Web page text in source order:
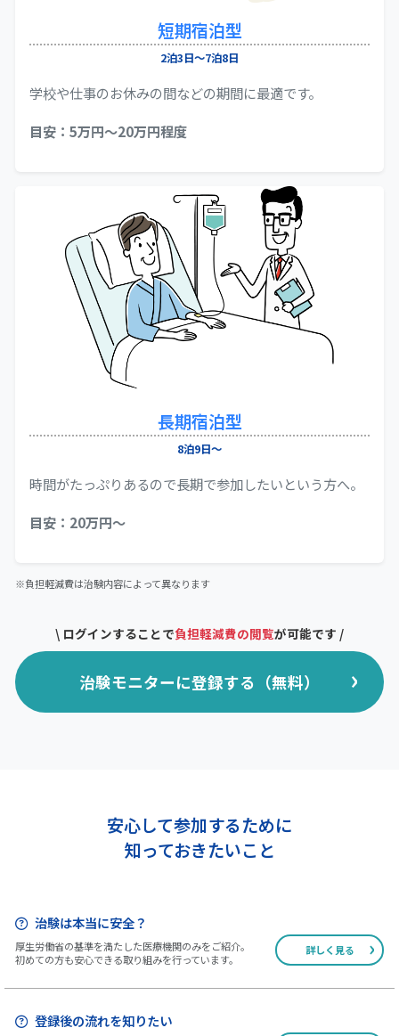
短期宿泊型
2泊3日～7泊8日
学校や仕事のお休みの間などの期間に最適です。
目安：5万円〜20万円程度
長期宿泊型
8泊9日～
時間がたっぷりあるので長期で参加したいという方へ。
目安：20万円～
※負担軽減費は治験内容によって異なります
\ ログインすることで負担軽減費の閲覧が可能です /
治験モニターに登録する（無料）
安心して参加するために
知っておきたいこと
治験は本当に安全？
厚生労働省の基準を満たした医療機関のみをご紹介。
初めての方も安心できる取り組みを行っています。
詳しく見る
登録後の流れを知りたい